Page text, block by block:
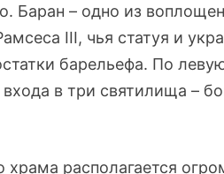
Баран – одно из
III, чья статуя и
барельефа. По
в три святилища –
располагается